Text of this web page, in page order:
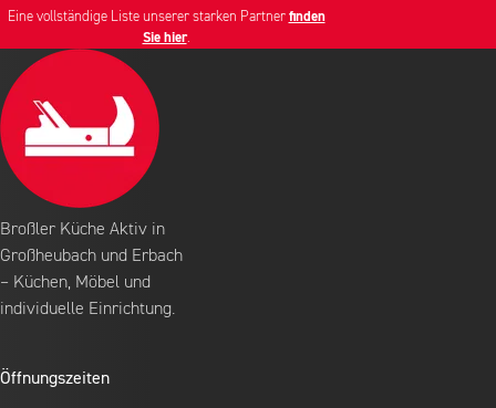
Eine vollständige Liste unserer starken Partner finden
Sie hier.
Broßler Küche Aktiv in
Großheubach und Erbach
– Küchen, Möbel und
individuelle Einrichtung.
Öffnungszeiten